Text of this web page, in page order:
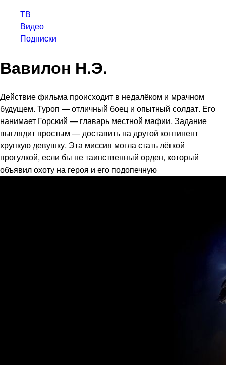
ТВ
Видео
Подписки
Вавилон Н.Э.
Действие фильма происходит в недалёком и мрачном
будущем. Туроп — отличный боец и опытный солдат. Его
нанимает Горский — главарь местной мафии. Задание
выглядит простым — доставить на другой континент
хрупкую девушку. Эта миссия могла стать лёгкой
прогулкой, если бы не таинственный орден, который
объявил охоту на героя и его подопечную